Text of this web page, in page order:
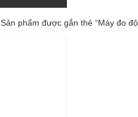
Sản phẩm được gắn thẻ “Máy đo